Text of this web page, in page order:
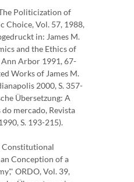
Politicization of
Choice, Vol. 57, 1988,
in: James M.
and the Ethics of
Arbor 1991, 67-
Works of James M.
2000, S. 357-
Übersetzung: A
mercado, Revista
S. 193-215).
Constitutional
Conception of a
ORDO, Vol. 39,